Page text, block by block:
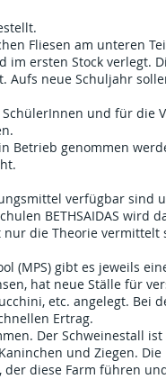
Fliesen am unteren
im ersten Stock verlegt.
Aufs neue Schuljahr
und für die
Betrieb genommen
verfügbar sind
BETHSAIDAS wird
die Theorie vermittelt
(MPS) gibt es jeweils
hat neue Ställe für
etc. angelegt. Bei
Ertrag.
Der Schweinestall
und Ziegen.
der diese Farm führen